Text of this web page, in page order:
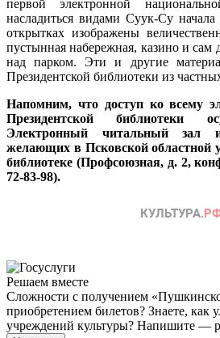
первой электронной
насладиться видами Суук-Су
открытках изображены
пустынная набережная, казино и
над парком. Эти и другие
Президентской библиотеки из
Напомним, что доступ ко всему
Президентской библиотеки
Электронный читальный
желающих в Псковской областной
библиотеке (Профсоюзная, д. 2,
72-83-98).
Решаем вместе
Сложности с получением
приобретением билетов? Знаете, как
учреждений культуры? Напишите —